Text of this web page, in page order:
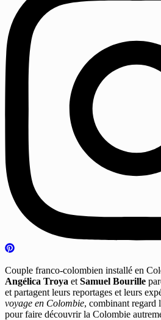
Couple franco-colombien installé en
Angélica Troya et Samuel Bourille
et partagent leurs reportages et leurs
voyage en Colombie, combinant regard
pour faire découvrir la Colombie